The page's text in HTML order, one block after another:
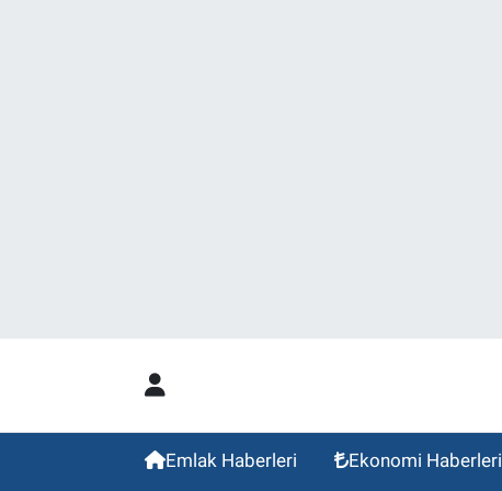
Emlak Haberleri Ekonomi Haberleri